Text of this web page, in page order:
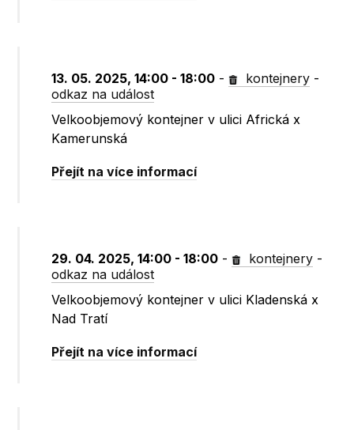
13. 05. 2025, 14:00 - 18:00 - kontejnery -
odkaz na událost
Velkoobjemový kontejner v ulici Africká x
Kamerunská
Přejít na více informací
29. 04. 2025, 14:00 - 18:00 - kontejnery -
odkaz na událost
Velkoobjemový kontejner v ulici Kladenská x
Nad Tratí
Přejít na více informací